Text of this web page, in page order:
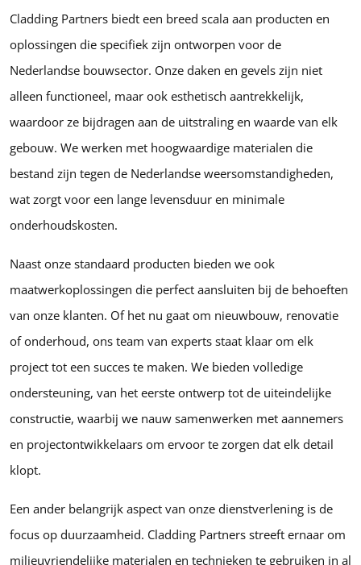
Cladding Partners biedt een breed scala aan producten en
oplossingen die specifiek zijn ontworpen voor de
Nederlandse bouwsector. Onze daken en gevels zijn niet
alleen functioneel, maar ook esthetisch aantrekkelijk,
waardoor ze bijdragen aan de uitstraling en waarde van elk
gebouw. We werken met hoogwaardige materialen die
bestand zijn tegen de Nederlandse weersomstandigheden,
wat zorgt voor een lange levensduur en minimale
onderhoudskosten.
Naast onze standaard producten bieden we ook
maatwerkoplossingen die perfect aansluiten bij de behoeften
van onze klanten. Of het nu gaat om nieuwbouw, renovatie
of onderhoud, ons team van experts staat klaar om elk
project tot een succes te maken. We bieden volledige
ondersteuning, van het eerste ontwerp tot de uiteindelijke
constructie, waarbij we nauw samenwerken met aannemers
en projectontwikkelaars om ervoor te zorgen dat elk detail
klopt.
Een ander belangrijk aspect van onze dienstverlening is de
focus op duurzaamheid. Cladding Partners streeft ernaar om
milieuvriendelijke materialen en technieken te gebruiken in al